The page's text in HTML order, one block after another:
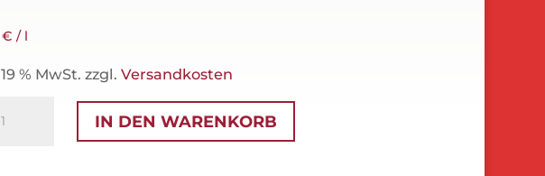
€ / l
% MwSt. zzgl. Versandkosten
IN DEN WARENKORB